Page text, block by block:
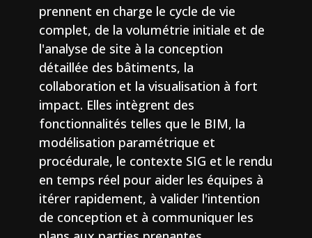
prennent en charge le cycle de vie
complet, de la volumétrie initiale et de
l'analyse de site à la conception
détaillée des bâtiments, la
collaboration et la visualisation à fort
impact. Elles intègrent des
fonctionnalités telles que le BIM, la
modélisation paramétrique et
procédurale, le contexte SIG et le rendu
en temps réel pour aider les équipes à
itérer rapidement, à valider l'intention
de conception et à communiquer les